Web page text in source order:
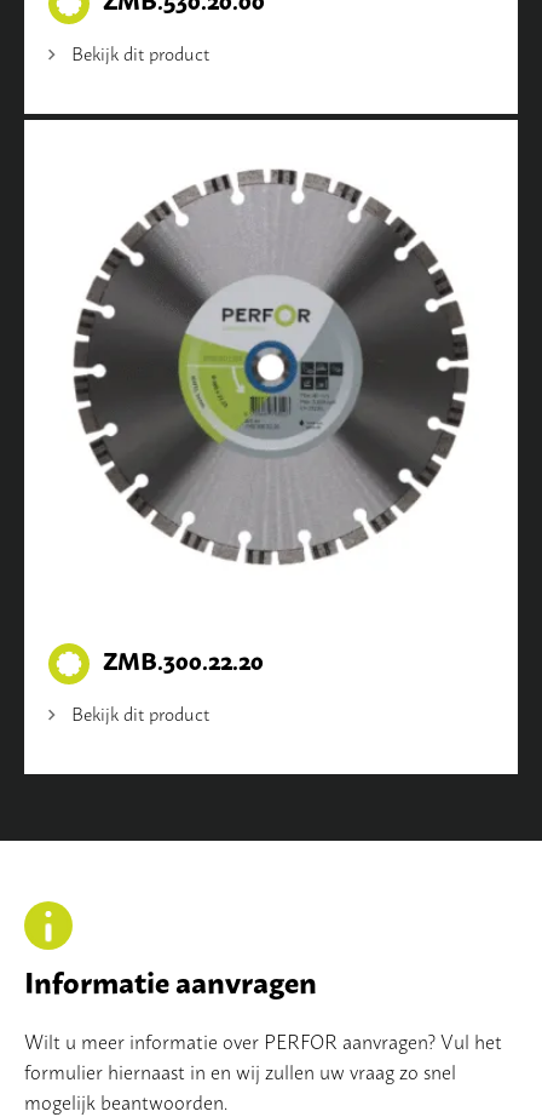
Bekijk dit product
ZMB.300.22.20
Bekijk dit product
Informatie aanvragen
Wilt u meer informatie over PERFOR aanvragen? Vul het
formulier hiernaast in en wij zullen uw vraag zo snel
mogelijk beantwoorden.